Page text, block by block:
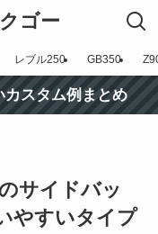
ゴー
レブル250 GB350
カスタム例まとめ
サイドバッ
やすいタイプ